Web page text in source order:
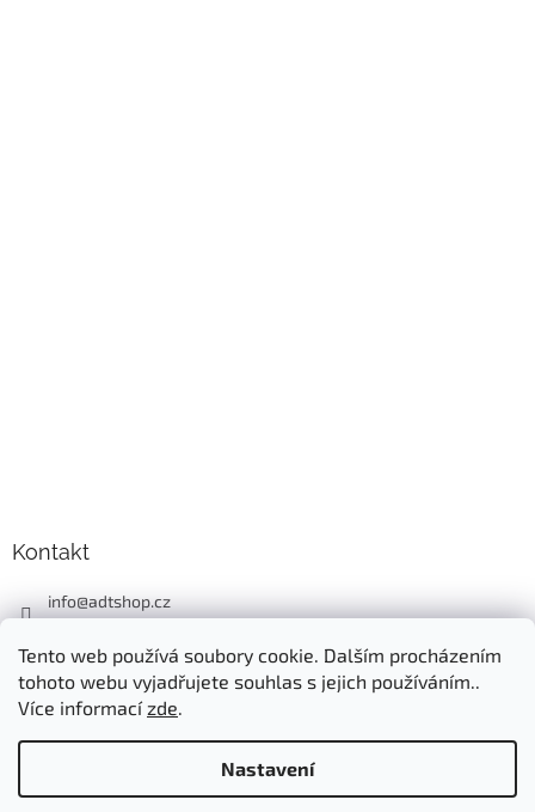
Tento web používá soubory cookie. Dalším procházením
tohoto webu vyjadřujete souhlas s jejich používáním..
Více informacízde.
Nastavení
Kontakt
info@adtshop.cz
+420724549949
Vytvořil Shoptet